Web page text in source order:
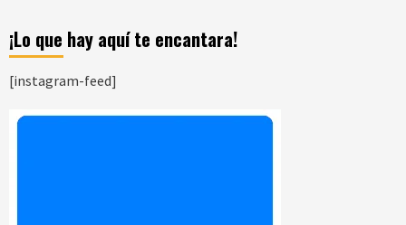
¡Lo que hay aquí te encantara!
[instagram-feed]